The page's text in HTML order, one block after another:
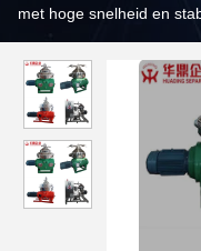
met hoge snelheid en